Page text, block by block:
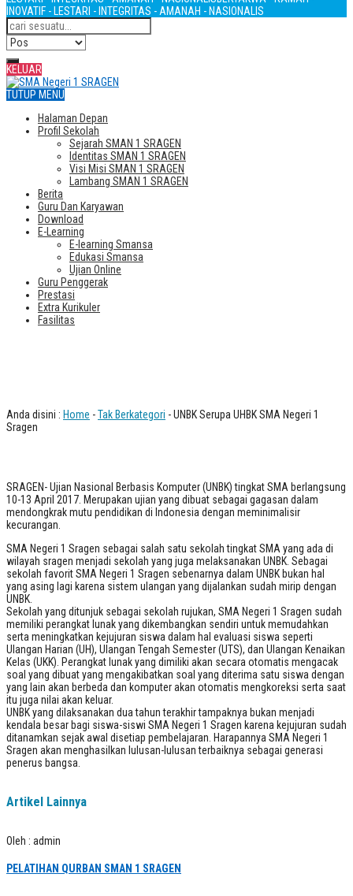
INOVATIF - LESTARI - INTEGRITAS - AMANAH - NASIONALIS
KELUAR
TUTUP MENU
Halaman Depan
Profil Sekolah
Sejarah SMAN 1 SRAGEN
Identitas SMAN 1 SRAGEN
Visi Misi SMAN 1 SRAGEN
Lambang SMAN 1 SRAGEN
Berita
Guru Dan Karyawan
Download
E-Learning
E-learning Smansa
Edukasi Smansa
Ujian Online
Guru Penggerak
Prestasi
Extra Kurikuler
Fasilitas
Anda disini : Home -Tak Berkategori - UNBK Serupa UHBK SMA Negeri 1
Sragen
SRAGEN- Ujian Nasional Berbasis Komputer (UNBK) tingkat SMA berlangsung
10-13 April 2017. Merupakan ujian yang dibuat sebagai gagasan dalam
mendongkrak mutu pendidikan di Indonesia dengan meminimalisir
kecurangan.
SMA Negeri 1 Sragen sebagai salah satu sekolah tingkat SMA yang ada di
wilayah sragen menjadi sekolah yang juga melaksanakan UNBK. Sebagai
sekolah favorit SMA Negeri 1 Sragen sebenarnya dalam UNBK bukan hal
yang asing lagi karena sistem ulangan yang dijalankan sudah mirip dengan
UNBK.
Sekolah yang ditunjuk sebagai sekolah rujukan, SMA Negeri 1 Sragen sudah
memiliki perangkat lunak yang dikembangkan sendiri untuk memudahkan
serta meningkatkan kejujuran siswa dalam hal evaluasi siswa seperti
Ulangan Harian (UH), Ulangan Tengah Semester (UTS), dan Ulangan Kenaikan
Kelas (UKK). Perangkat lunak yang dimiliki akan secara otomatis mengacak
soal yang dibuat yang mengakibatkan soal yang diterima satu siswa dengan
yang lain akan berbeda dan komputer akan otomatis mengkoreksi serta saat
itu juga nilai akan keluar.
UNBK yang dilaksanakan dua tahun terakhir tampaknya bukan menjadi
kendala besar bagi siswa-siswi SMA Negeri 1 Sragen karena kejujuran sudah
ditanamkan sejak awal disetiap pembelajaran. Harapannya SMA Negeri 1
Sragen akan menghasilkan lulusan-lulusan terbaiknya sebagai generasi
penerus bangsa.
Artikel Lainnya
Oleh : admin
PELATIHAN QURBAN SMAN 1 SRAGEN